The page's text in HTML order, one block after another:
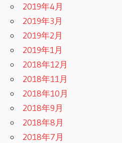
2019年4月
2019年3月
2019年2月
2019年1月
2018年12月
2018年11月
2018年10月
2018年9月
2018年8月
2018年7月